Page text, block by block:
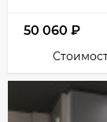
50 060 ₽